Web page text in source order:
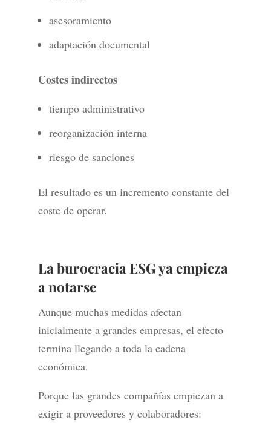
asesoramiento
adaptación documental
Costes indirectos
tiempo administrativo
reorganización interna
riesgo de sanciones
El resultado es un incremento constante del
coste de operar.
La burocracia ESG ya empieza
a notarse
Aunque muchas medidas afectan
inicialmente a grandes empresas, el efecto
termina llegando a toda la cadena
económica.
Porque las grandes compañías empiezan a
exigir a proveedores y colaboradores: